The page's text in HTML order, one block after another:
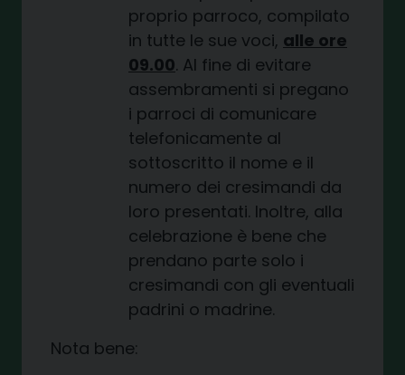
proprio parroco, compilato
in tutte le sue voci, alle ore
09.00. Al fine di evitare
assembramenti si pregano
i parroci di comunicare
telefonicamente al
sottoscritto il nome e il
numero dei cresimandi da
loro presentati. Inoltre, alla
celebrazione è bene che
prendano parte solo i
cresimandi con gli eventuali
padrini o madrine.
Nota bene: